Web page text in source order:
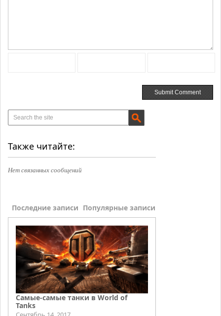
Также читайте:
Нет связанных сообщений
Последние записи Популярные записи
Самые-самые танки в World of
Tanks